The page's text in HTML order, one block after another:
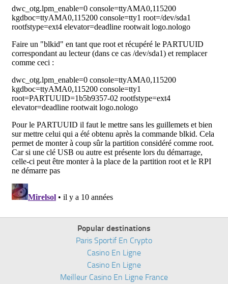
Popular destinations
Paris Sportif En Crypto
Casino En Ligne
Casino En Ligne
Meilleur Casino En Ligne France